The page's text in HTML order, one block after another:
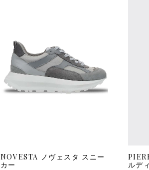
NOVESTA ノヴェスタ スニー
カー
ルデ